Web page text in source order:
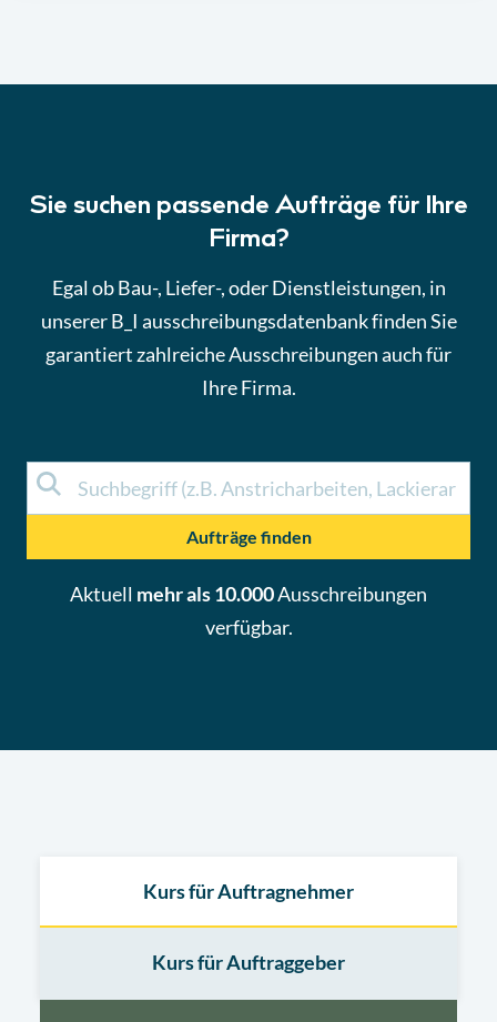
Sie suchen passende Aufträge für Ihre
Firma?
Egal ob Bau-, Liefer-, oder Dienstleistungen, in
unserer B_I ausschreibungsdatenbank finden Sie
garantiert zahlreiche Ausschreibungen auch für
Ihre Firma.
Aufträge finden
Aktuell mehr als 10.000Ausschreibungen
verfügbar.
Kurs für Auftragnehmer
Kurs für Auftraggeber